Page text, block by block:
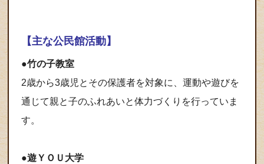
【主な公民館活動】
●竹の子教室
2歳から3歳児とその保護者を対象に、運動や遊びを
通じて親と子のふれあいと体力づくりを行っていま
す。
●遊ＹＯＵ大学